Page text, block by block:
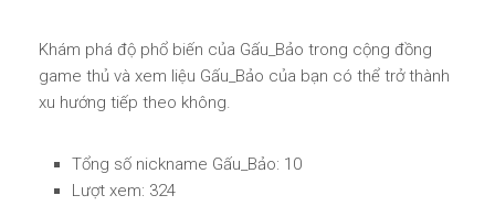
Khám phá độ phổ biến của Gấu_Bảo trong cộng đồng
game thủ và xem liệu Gấu_Bảo của bạn có thể trở thành
xu hướng tiếp theo không.
Tổng số nickname Gấu_Bảo: 10
Lượt xem: 324